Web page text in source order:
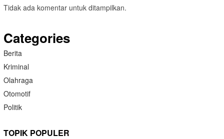
Tidak ada komentar untuk ditampilkan.
Categories
Berita
Kriminal
Olahraga
Otomotif
Politik
TOPIK POPULER